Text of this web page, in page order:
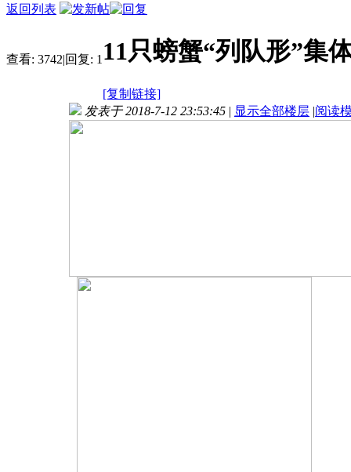
返回列表
查看: 3742|回复: 1 11只螃蟹“列队形”集
[复制链接]
发表于 2018-7-12 23:53:45 | 显示全部楼层 |阅读